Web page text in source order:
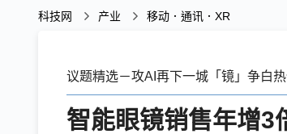
科技网 产业 移动．通讯．XR
议题精选－攻AI再下一城「镜」争白
智能眼镜销售年增